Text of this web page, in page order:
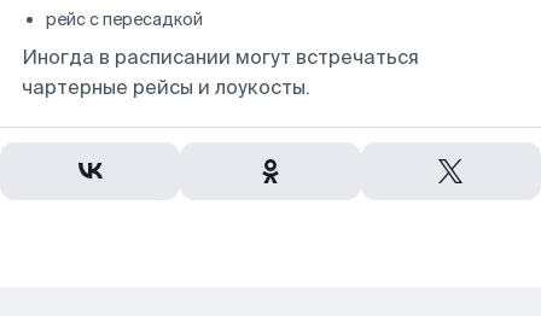
рейс с пересадкой
Иногда в расписании могут встречаться
чартерные рейсы и лоукосты.